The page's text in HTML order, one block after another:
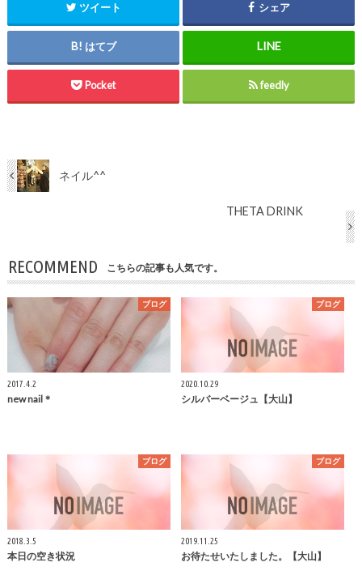
ツイート シェア
はてブ
Pocket feedly
ネイル^^
THETA DRINK
RECOMMEND こちらの記事も人気です。
ブログ
2017.4.2
new nail＊
ブログ
2020.10.29
シルバーベージュ【大山】
ブログ
2018.3.5
本日の空き状況
ブログ
2019.11.25
お待たせいたしました。【大山】